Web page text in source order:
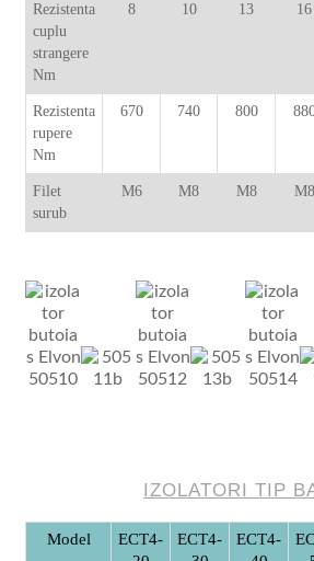
Rezistenta
cuplu
strangere
Nm
8 10 13 16
Rezistenta
rupere
Nm
670 740 800
Filet
surub
M6 M8 M8 M8
IZOLATORI TIP
Model
ECT4-
ECT4-
ECT4-